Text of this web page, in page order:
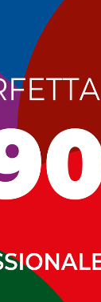
l’ordine e la
Divisione
della
testo unico
delle
penale.
provvedimenti
contrasto alla